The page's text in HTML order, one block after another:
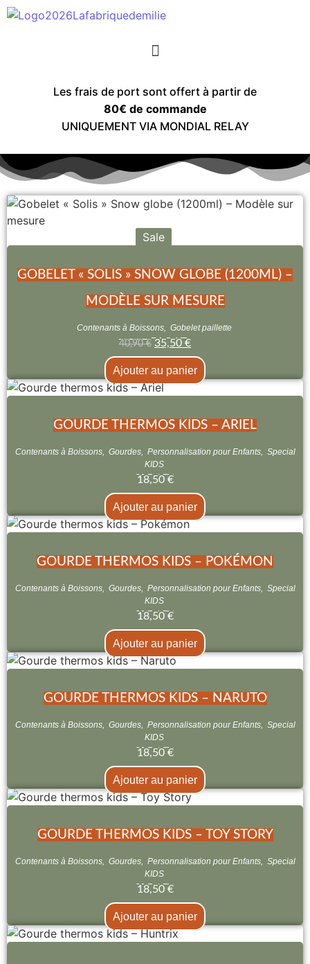
Les frais de port sont offert à partir de
80€ de commande
UNIQUEMENT VIA MONDIAL RELAY
Sale
GOBELET « SOLIS » SNOW GLOBE (1200ML) –
MODÈLE SUR MESURE
Contenants à Boissons, Gobelet paillette
40,90€ 35,50 €
Ajouter au panier
GOURDE THERMOS KIDS – ARIEL
Contenants à Boissons, Gourdes, Personnalisation pour Enfants, Special
KIDS
18,50 €
Ajouter au panier
GOURDE THERMOS KIDS – POKÉMON
Contenants à Boissons, Gourdes, Personnalisation pour Enfants, Special
KIDS
18,50 €
Ajouter au panier
GOURDE THERMOS KIDS – NARUTO
Contenants à Boissons, Gourdes, Personnalisation pour Enfants, Special
KIDS
18,50 €
Ajouter au panier
GOURDE THERMOS KIDS – TOY STORY
Contenants à Boissons, Gourdes, Personnalisation pour Enfants, Special
KIDS
18,50 €
Ajouter au panier